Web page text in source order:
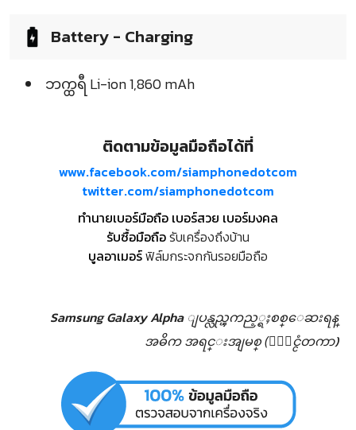
Battery - Charging
ဘက္ထရီ Li-ion 1,860 mAh
ติดตามข้อมูลมือถือได้ที่
www.facebook.com/siamphonedotcom
twitter.com/siamphonedotcom
ทำนายเบอร์มือถือ เบอร์สวย เบอร์มงคล
รับซื้อมือถือรับเครื่องถึงบ้าน
บูลอาเมอร์ฟิล์มกระจกกันรอยมือถือ
Samsung Galaxy Alpha ျပန္လည္ၾကည့္ရႈစစ္ေဆးရန္
အဓိက အရင္းအျမစ္ (ႏုိင္ငံတကာ)